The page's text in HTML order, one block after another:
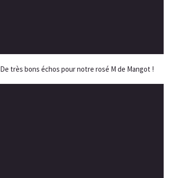
De très bons échos pour notre rosé M de Mangot !